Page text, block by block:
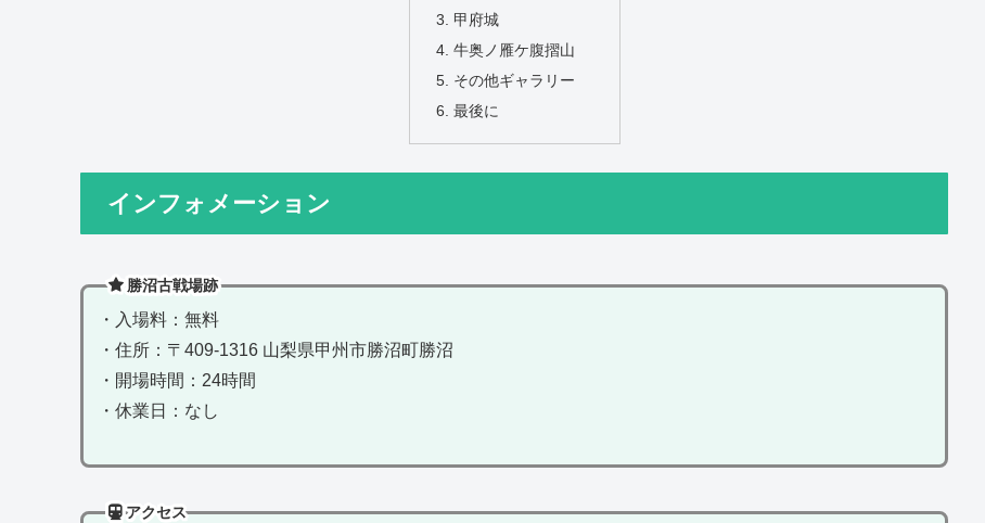
甲府城
牛奥ノ雁ケ腹摺山
その他ギャラリー
最後に
インフォメーション
勝沼古戦場跡
・入場料：無料
・住所：〒409-1316 山梨県甲州市勝沼町勝沼
・開場時間：24時間
・休業日：なし
アクセス